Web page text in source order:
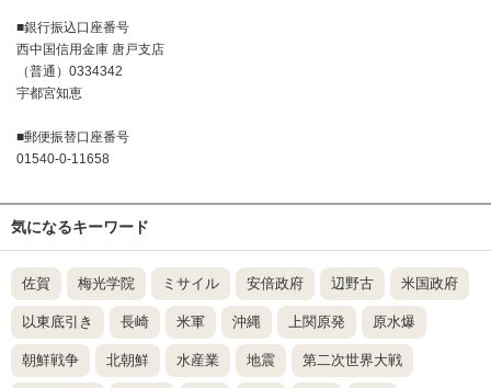
■銀行振込口座番号
西中国信用金庫 唐戸支店
（普通）0334342
宇都宮知恵
■郵便振替口座番号
01540-0-11658
気になるキーワード
佐賀 梅光学院 ミサイル 安倍政府 辺野古 米国政府
以東底引き 長崎 米軍 沖縄 上関原発 原水爆
朝鮮戦争 北朝鮮 水産業 地震 第二次世界大戦